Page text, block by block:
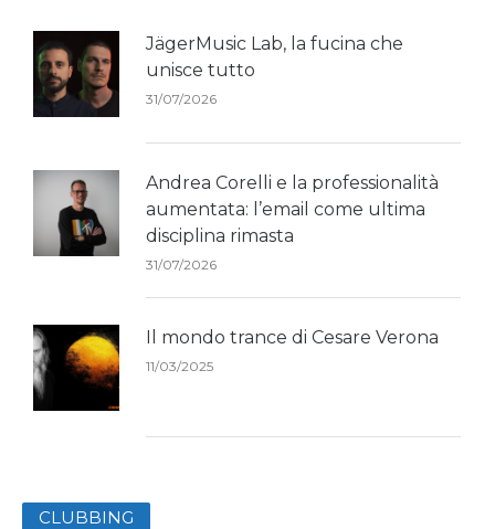
JägerMusic Lab, la fucina che
unisce tutto
31/07/2026
Andrea Corelli e la professionalità
aumentata: l’email come ultima
disciplina rimasta
31/07/2026
Il mondo trance di Cesare Verona
11/03/2025
CLUBBING